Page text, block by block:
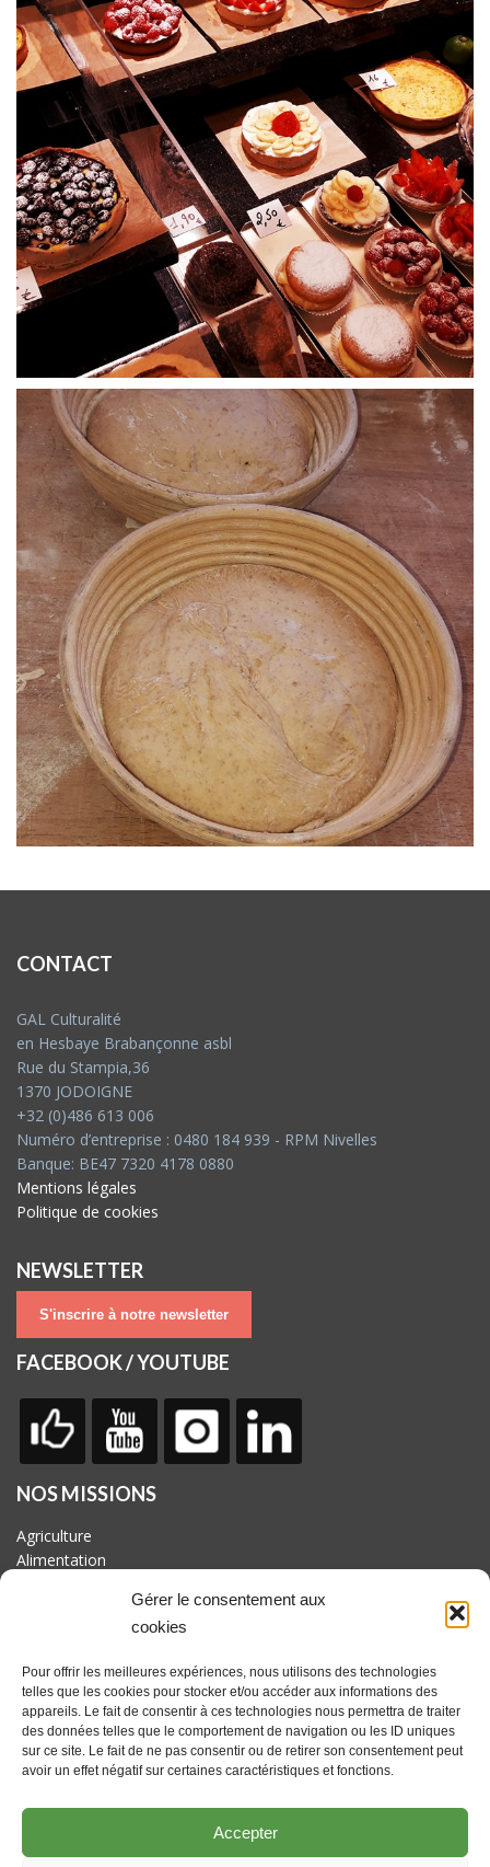
Gérer le consentement aux
cookies
Pour offrir les meilleures expériences, nous utilisons des technologies
telles que les cookies pour stocker et/ou accéder aux informations des
appareils. Le fait de consentir à ces technologies nous permettra de traiter
des données telles que le comportement de navigation ou les ID uniques
sur ce site. Le fait de ne pas consentir ou de retirer son consentement peut
avoir un effet négatif sur certaines caractéristiques et fonctions.
Accepter
CONTACT
GAL Culturalité
en Hesbaye Brabançonne asbl
Rue du Stampia,36
1370 JODOIGNE
+32 (0)486 613 006
Numéro d’entreprise : 0480 184 939 - RPM Nivelles
Banque: BE47 7320 4178 0880
Mentions légales
Politique de cookies
NEWSLETTER
S'inscrire à notre newsletter
FACEBOOK / YOUTUBE
NOS MISSIONS
Agriculture
Alimentation
Mobilité
AVEC LE SOUTIEN DE
Fonds européen pour le développement rural : l'Europe investit
dans les zones rurales. Actions coordonnées par le GAL
Brabant wallon et des communes de Beauvechain, Hélécine,
Incourt, Jodoigne, Orp-jauche, Perwez et Ramillies